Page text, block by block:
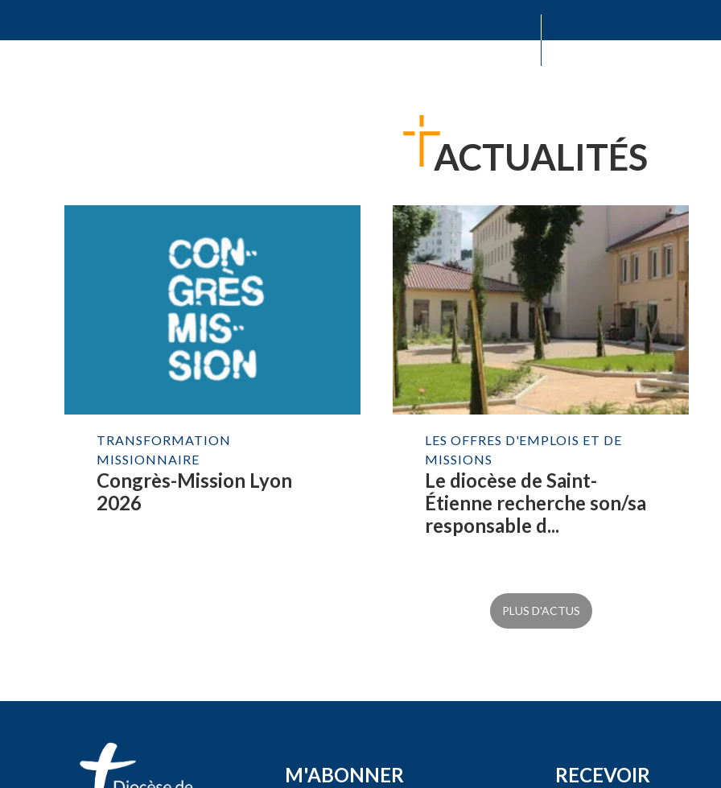
ACTUALITÉS
TRANSFORMATION
MISSIONNAIRE
Congrès-Mission Lyon
2026
LES OFFRES D'EMPLOIS ET DE
MISSIONS
Le diocèse de Saint-
Étienne recherche son/sa
responsable d...
PLUS D'ACTUS
M'ABONNER
RECEVOIR